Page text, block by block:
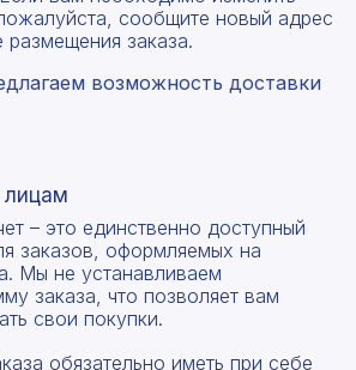
сообщите новый адрес
заказа.
возможность доставки
– это единственно доступный
заказов, оформляемых на
Мы не устанавливаем
заказа, что позволяет вам
свои покупки.
обязательно иметь при себе